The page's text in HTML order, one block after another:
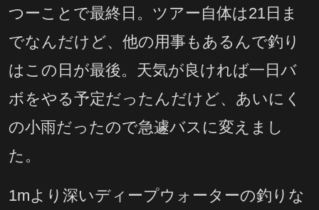
つーことで最終日。ツアー自体は21日ま
でなんだけど、他の用事もあるんで釣り
はこの日が最後。天気が良ければ一日バ
ボをやる予定だったんだけど、あいにく
の小雨だったので急遽バスに変えまし
た。
1mより深いディープウォーターの釣りな